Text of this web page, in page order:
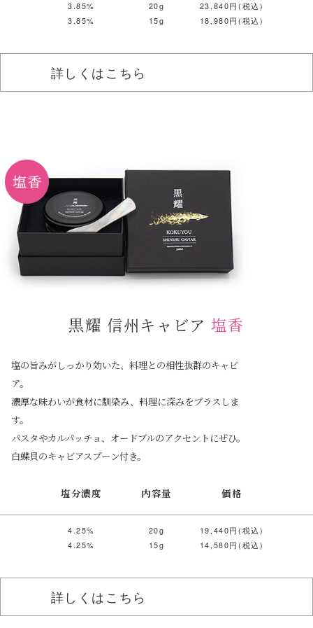
3.85%
3.85%
20g
15g
23,840円(税込)
18,980円(税込)
詳しくはこちら
黒耀 信州キャビア塩香
塩の旨みがしっかり効いた、料理との相性抜群のキャビ
ア。
濃厚な味わいが食材に馴染み、料理に深みをプラスしま
す。
パスタやカルパッチョ、オードブルのアクセントにぜひ。
白蝶貝のキャビアスプーン付き。
塩分濃度
4.25%
4.25%
内容量
20g
15g
価格
19,440円(税込)
14,580円(税込)
詳しくはこちら